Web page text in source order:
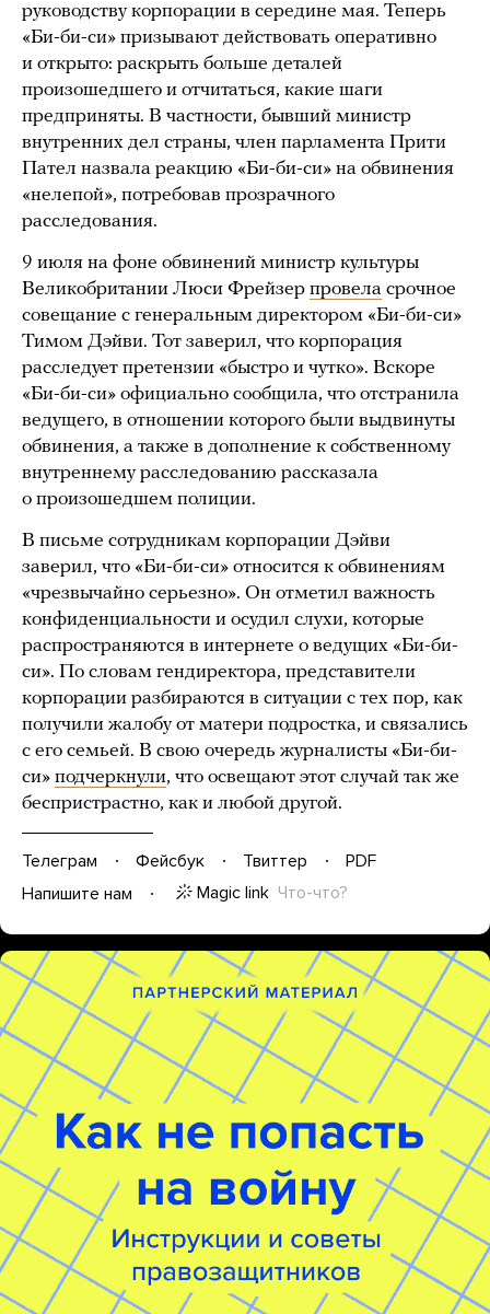
руководству корпорации в середине мая. Теперь
«Би-би-си» призывают действовать оперативно
и открыто: раскрыть больше деталей
произошедшего и отчитаться, какие шаги
предприняты. В частности, бывший министр
внутренних дел страны, член парламента Прити
Пател назвала реакцию «Би-би-си» на обвинения
«нелепой», потребовав прозрачного
расследования.
9 июля на фоне обвинений министр культуры
Великобритании Люси Фрейзер провела срочное
совещание с генеральным директором «Би-би-си»
Тимом Дэйви. Тот заверил, что корпорация
расследует претензии «быстро и чутко». Вскоре
«Би-би-си» официально сообщила, что отстранила
ведущего, в отношении которого были выдвинуты
обвинения, а также в дополнение к собственному
внутреннему расследованию рассказала
о произошедшем полиции.
В письме сотрудникам корпорации Дэйви
заверил, что «Би-би-си» относится к обвинениям
«чрезвычайно серьезно». Он отметил важность
конфиденциальности и осудил слухи, которые
распространяются в интернете о ведущих «Би-би-
си». По словам гендиректора, представители
корпорации разбираются в ситуации с тех пор, как
получили жалобу от матери подростка, и связались
с его семьей. В свою очередь журналисты «Би-би-
си» подчеркнули, что освещают этот случай так же
беспристрастно, как и любой другой.
Телеграм Фейсбук Твиттер
PDF
Напишите нам
Magic link Что-что?